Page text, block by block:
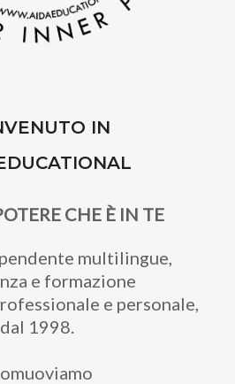
IN
CHE È IN TE
multilingue,
e formazione
e personale,
dal 1998.